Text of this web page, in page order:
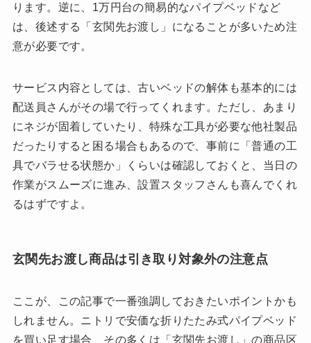
ります。逆に、1万円台の簡易的なパイプベッドなど
は、後述する「玄関先お渡し」になることが多いため注
意が必要です。
サービス内容としては、古いベッドの解体も基本的には
配送員さんがその場で行ってくれます。ただし、あまり
にネジが固着していたり、特殊な工具が必要な他社製品
だったりすると困る場合もあるので、事前に「普通の工
具でバラせる状態か」くらいは確認しておくと、当日の
作業がスムーズに進み、設置スタッフさんも喜んでくれ
るはずですよ。
玄関先お渡し商品は引き取り対象外の注意点
ここが、この記事で一番強調しておきたいポイントかも
しれません。ニトリで安価な折りたたみ式パイプベッド
を買い足す場合、その多くは「玄関先お渡し」の商品区